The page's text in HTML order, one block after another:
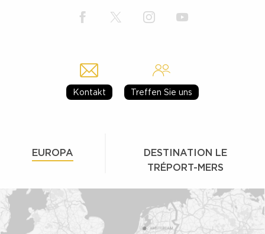
Kontakt Treffen Sie uns
EUROPA
DESTINATION LE
TRÉPORT-MERS